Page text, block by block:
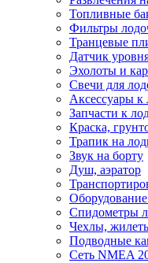
Топливные
Фильтры
Транцевые
Датчик
Эхолоты и
Cвечи для
Аксессуары
Запчасти к
Краска,
Трапик на
Звук на борту
Душ, аэратор
Спидометры
Чехлы,
Подводные
Сеть NMEA